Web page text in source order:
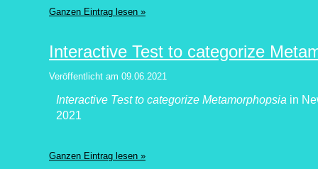
Ganzen Eintrag lesen »
Interactive Test to categorize
Veröffentlicht am 09.06.2021
Interactive Test to categorize Metamorphopsia in
2021
Ganzen Eintrag lesen »